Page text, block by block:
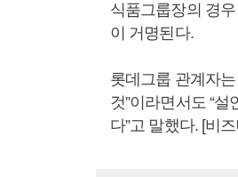
식품그룹장의 경
이 거명된다.
롯데그룹 관계자
것”이라면서도 “
다”고 말했다. [비